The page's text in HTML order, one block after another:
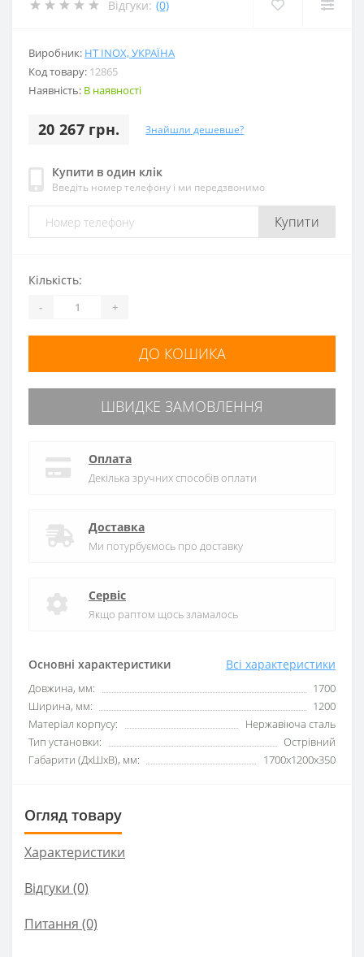
Відгуки: (0)
Виробник: HT INOX, УКРАЇНА
Код товару: 12865
Наявність: В наявності
20 267 грн. Знайшли дешевше?
Купити в один клік
Введіть номер телефону і ми передзвонимо
Купити
Основні характеристики Всі характеристики
Довжина, мм:
1700
Ширина, мм:
1200
Матеріал корпусу:
Нержавіюча сталь
Тип установки:
Острівний
Габарити (ДхШхВ), мм:
1700x1200x350
Кількість:
- +
ДО КОШИКА
ШВИДКЕ ЗАМОВЛЕННЯ
Оплата
Декілька зручних способів оплати
Доставка
Ми потурбуємось про доставку
Сервіс
Якщо раптом щось зламалось
Огляд товару
Характеристики
Відгуки (0)
Питання (0)